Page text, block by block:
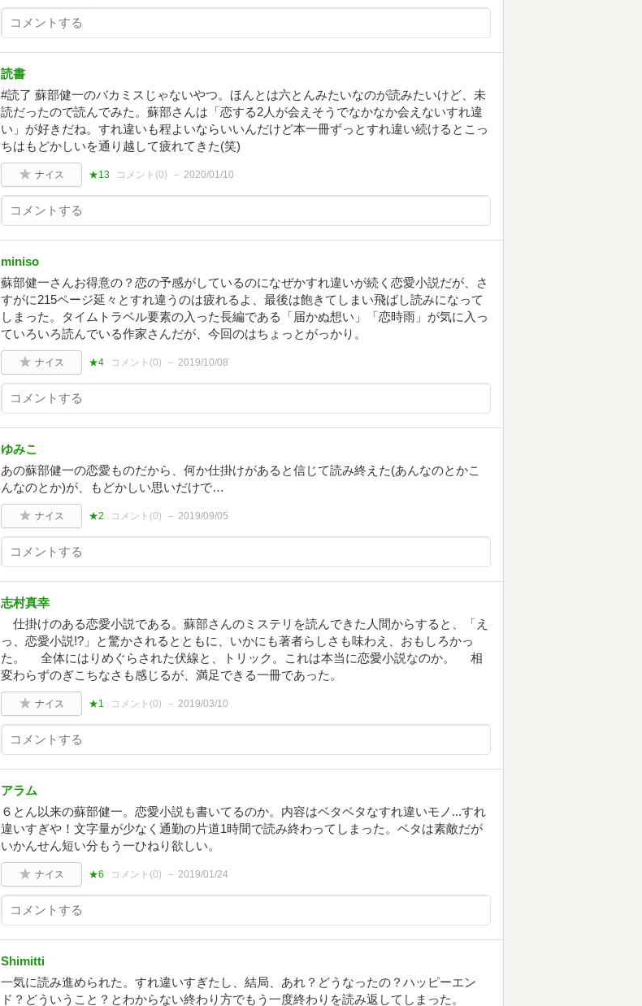
読書
#読了 蘇部健一のバカミスじゃないやつ。ほんとは六とんみたいなのが読みたいけど、未
読だったので読んでみた。蘇部さんは「恋する2人が会えそうでなかなか会えないすれ違
い」が好きだね。すれ違いも程よいならいいんだけど本一冊ずっとすれ違い続けるとこっ
ちはもどかしいを通り越して疲れてきた(笑)
ナイス ★13 コメント(0) 2020/01/10
miniso
蘇部健一さんお得意の？恋の予感がしているのになぜかすれ違いが続く恋愛小説だが、さ
すがに215ページ延々とすれ違うのは疲れるよ、最後は飽きてしまい飛ばし読みになって
しまった。タイムトラベル要素の入った長編である「届かぬ想い」「恋時雨」が気に入っ
ていろいろ読んでいる作家さんだが、今回のはちょっとがっかり。
ナイス ★4 コメント(0) 2019/10/08
ゆみこ
あの蘇部健一の恋愛ものだから、何か仕掛けがあると信じて読み終えた(あんなのとかこ
んなのとか)が、もどかしい思いだけで…
ナイス ★2 コメント(0) 2019/09/05
志村真幸
仕掛けのある恋愛小説である。蘇部さんのミステリを読んできた人間からすると、「え
っ、恋愛小説!?」と驚かされるとともに、いかにも著者らしさも味わえ、おもしろかっ
た。 全体にはりめぐらされた伏線と、トリック。これは本当に恋愛小説なのか。 相
変わらずのぎこちなさも感じるが、満足できる一冊であった。
ナイス ★1 コメント(0) 2019/03/10
アラム
６とん以来の蘇部健一。恋愛小説も書いてるのか。内容はベタベタなすれ違いモノ...すれ
違いすぎや！文字量が少なく通勤の片道1時間で読み終わってしまった。ベタは素敵だが
いかんせん短い分もう一ひねり欲しい。
ナイス ★6 コメント(0) 2019/01/24
Shimitti
一気に読み進められた。すれ違いすぎたし、結局、あれ？どうなったの？ハッピーエン
ド？どういうこと？とわからない終わり方でもう一度終わりを読み返してしまった。